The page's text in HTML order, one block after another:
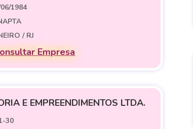
1984
/ RJ
Empresa
E EMPREENDIMENTOS LTDA.
30